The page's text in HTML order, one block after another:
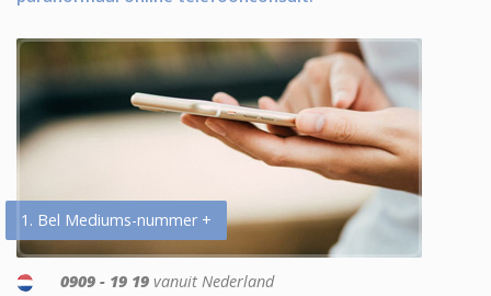
1. Bel Mediums-nummer +
0909 - 19 19 vanuit Nederland